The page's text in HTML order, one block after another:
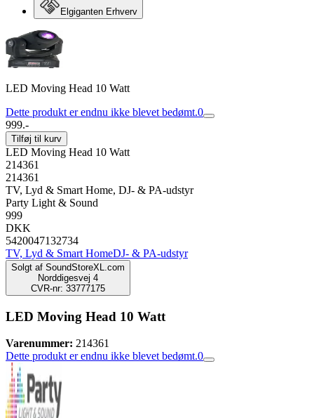
Elgiganten Erhverv
LED Moving Head 10 Watt
Dette produkt er endnu ikke blevet bedømt.0
999.-
Tilføj til kurv
LED Moving Head 10 Watt
214361
214361
TV, Lyd & Smart Home, DJ- & PA-udstyr
Party Light & Sound
999
DKK
5420047132734
TV, Lyd & Smart HomeDJ- & PA-udstyr
Solgt af SoundStoreXL.com
Norddigesvej 4
CVR-nr: 33777175
LED Moving Head 10 Watt
Varenummer: 214361
Dette produkt er endnu ikke blevet bedømt.0